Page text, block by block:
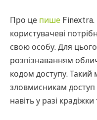
Про це пише
користувачеві
свою особу. Для
розпізнаванням
кодом доступу. Такий
зловмисникам доступ
навіть у разі